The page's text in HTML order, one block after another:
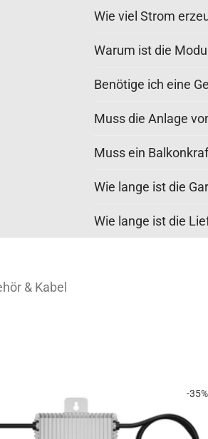
Wie viel Strom
Warum ist die
Benötige ich eine
Muss die Anlage
Muss ein
Wie lange ist die
Wie lange ist die
& Kabel
-35%